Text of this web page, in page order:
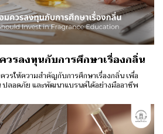
รลงทุนกับการศึกษาเรื่องกลิ่น
รให้ความสำคัญกับการศึกษาเรื่องกลิ่น เพื่อ
ลอดภัย และพัฒนาแบรนด์ได้อย่างมืออาชีพ